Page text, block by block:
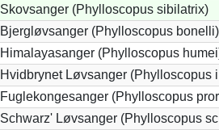
Skovsanger (Phylloscopus sibilatrix)
Bjergløvsanger (Phylloscopus bonelli)
Himalayasanger (Phylloscopus
Hvidbrynet Løvsanger (Phylloscopus
Fuglekongesanger (Phylloscopus
Schwarz' Løvsanger (Phylloscopus